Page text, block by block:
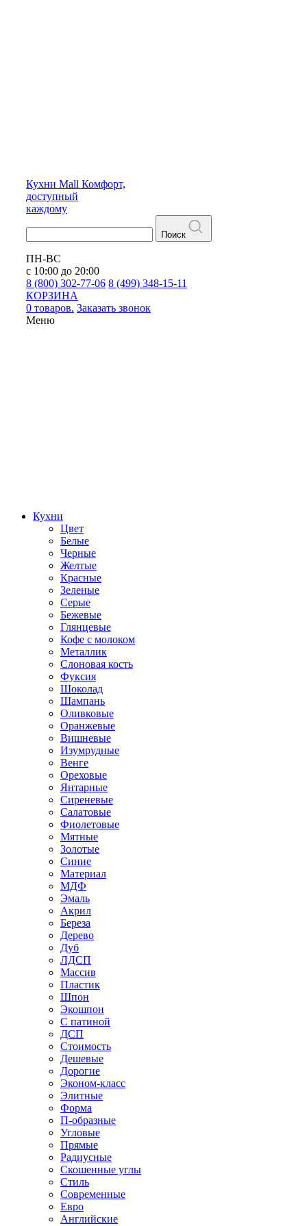
Кухни Mall Комфорт,
доступный
каждому
Поиск
ПН-ВС
с 10:00 до 20:00
8 (800) 302-77-06 8 (499) 348-15-11
КОРЗИНА
0 товаров. Заказать звонок
Меню
Кухни
Цвет
Белые
Черные
Желтые
Красные
Зеленые
Серые
Бежевые
Глянцевые
Кофе с молоком
Металлик
Слоновая кость
Фуксия
Шоколад
Шампань
Оливковые
Оранжевые
Вишневые
Изумрудные
Венге
Ореховые
Янтарные
Сиреневые
Салатовые
Фиолетовые
Мятные
Золотые
Синие
Материал
МДФ
Эмаль
Акрил
Береза
Дерево
Дуб
ЛДСП
Массив
Пластик
Шпон
Экошпон
С патиной
ДСП
Стоимость
Дешевые
Дорогие
Эконом-класс
Элитные
Форма
П-образные
Угловые
Прямые
Радиусные
Скошенные углы
Стиль
Современные
Евро
Английские